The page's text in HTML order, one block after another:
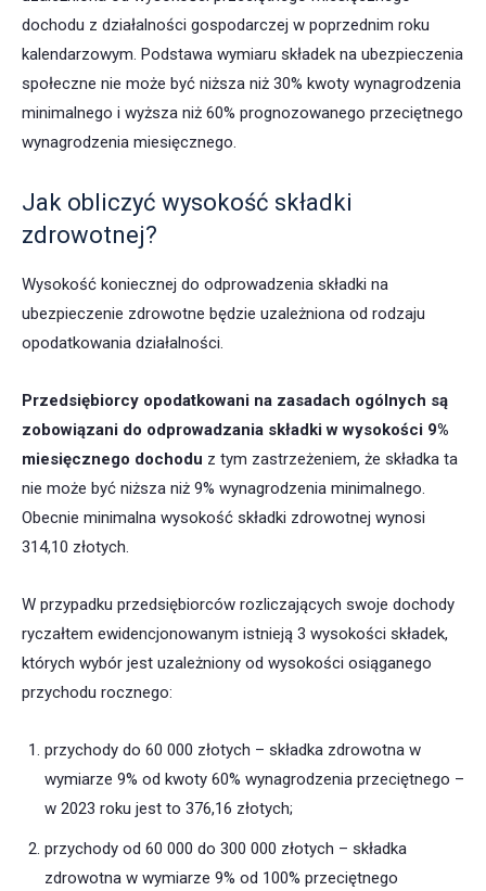
dochodu z działalności gospodarczej w poprzednim roku
kalendarzowym. Podstawa wymiaru składek na ubezpieczenia
społeczne nie może być niższa niż 30% kwoty wynagrodzenia
minimalnego i wyższa niż 60% prognozowanego przeciętnego
wynagrodzenia miesięcznego.
Jak obliczyć wysokość składki
zdrowotnej?
Wysokość koniecznej do odprowadzenia składki na
ubezpieczenie zdrowotne będzie uzależniona od rodzaju
opodatkowania działalności.
Przedsiębiorcy opodatkowani na zasadach ogólnych są
zobowiązani do odprowadzania składki w wysokości 9%
miesięcznego dochodu z tym zastrzeżeniem, że składka ta
nie może być niższa niż 9% wynagrodzenia minimalnego.
Obecnie minimalna wysokość składki zdrowotnej wynosi
314,10 złotych.
W przypadku przedsiębiorców rozliczających swoje dochody
ryczałtem ewidencjonowanym istnieją 3 wysokości składek,
których wybór jest uzależniony od wysokości osiąganego
przychodu rocznego:
przychody do 60 000 złotych – składka zdrowotna w
wymiarze 9% od kwoty 60% wynagrodzenia przeciętnego –
w 2023 roku jest to 376,16 złotych;
przychody od 60 000 do 300 000 złotych – składka
zdrowotna w wymiarze 9% od 100% przeciętnego